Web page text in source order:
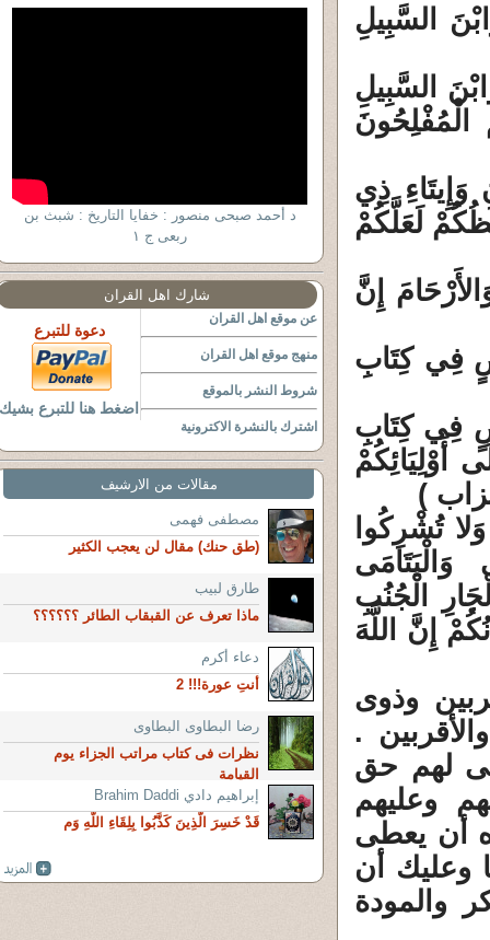
السَّبِيلِ
السَّبِيلِ
الْمُفْلِحُونَ
وَإِيتَاءِ ذِي
لَعَلَّكُمْ
إِنَّ
فِي كِتَابِ
فِي كِتَابِ
أَوْلِيَائِكُمْ
تُشْرِكُوا
الْجُنُبِ
إِنَّ اللَّهَ
وذوى
.
لهم حق
وعليهم
أن يعطى
وعليك أن
والمودة
د أحمد صبحى منصور : خفايا التاريخ : شبث بن
ربعى ج ١
شارك اهل القران
عن موقع اهل القران
منهج موقع اهل القران
شروط النشر بالموقع
اشترك بالنشرة الاكترونية
دعوة للتبرع
اضغط هنا للتبرع بشيك
مقالات من الارشيف
مصطفى فهمى
(طق حنك) مقال لن يعجب الكثير
طارق لبيب
ماذا تعرف عن القبقاب الطائر ؟؟؟؟؟؟
دعاء أكرم
أنتِ عورة!!! 2
رضا البطاوى البطاوى
نظرات فى كتاب مراتب الجزاء يوم
القيامة
إبراهيم دادي Brahim Daddi
قَدْ خَسِرَ الَّذِينَ كَذَّبُوا بِلِقَاءِ اللَّهِ وَم